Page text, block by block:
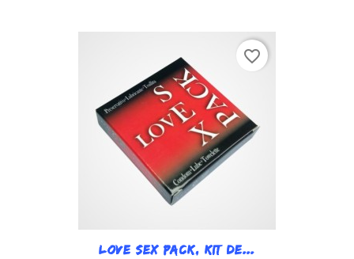
LOVE SEX PACK, KIT DE...
favorite_border